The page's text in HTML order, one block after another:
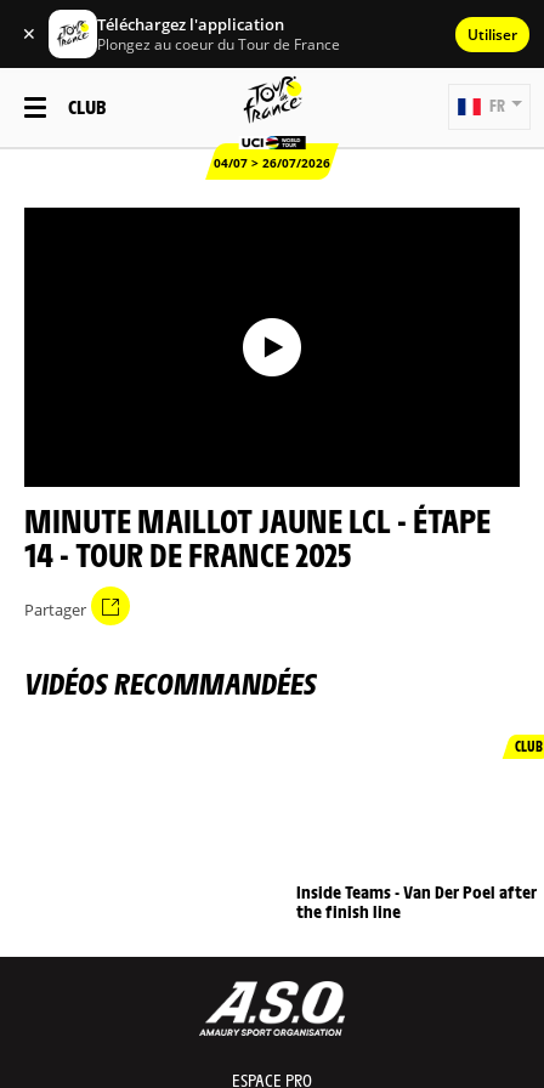
✕ Téléchargez l'application
Plongez au coeur du Tour de France Utiliser
CLUB
04/07 > 26/07/2026
FR
MINUTE MAILLOT JAUNE LCL - ÉTAPE
14 - TOUR DE FRANCE 2025
Partager
VIDÉOS RECOMMANDÉES
CLUB
Inside Teams - Van Der Poel after
the finish line
ESPACE PRO